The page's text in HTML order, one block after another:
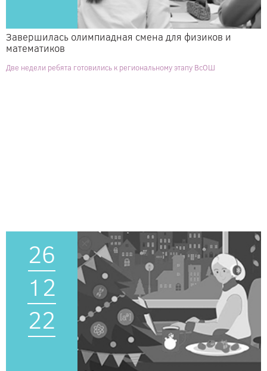
Завершилась олимпиадная смена для физиков и
математиков
Две недели ребята готовились к региональному этапу ВсОШ
26
12
22